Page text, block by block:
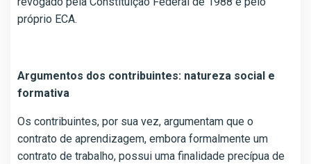
próprio ECA.
Argumentos dos contribuintes: natureza social e
formativa
Os contribuintes, por sua vez, argumentam que o
contrato de aprendizagem, embora formalmente um
contrato de trabalho, possui uma finalidade precípua de